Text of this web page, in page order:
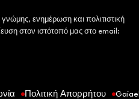
ενημέρωση και πολιτιστική
στον ιστότοπό μας στο email:
Πολιτική Απορρήτου